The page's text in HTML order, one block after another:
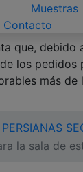
Muestras
Contacto
que, debido
los pedidos
más de
PERSIANAS
la sala de